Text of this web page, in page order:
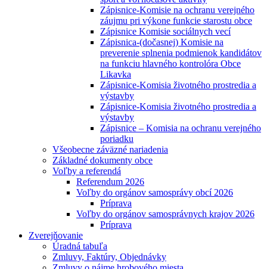
Zápisnice-Komisie na ochranu verejného
záujmu pri výkone funkcie starostu obce
Zápisnice Komisie sociálnych vecí
Zápisnica-(dočasnej) Komisie na
preverenie splnenia podmienok kandidátov
na funkciu hlavného kontrolóra Obce
Likavka
Zápisnice-Komisia životného prostredia a
výstavby
Zápisnice-Komisia životného prostredia a
výstavby
Zápisnice – Komisia na ochranu verejného
poriadku
Všeobecne záväzné nariadenia
Základné dokumenty obce
Voľby a referendá
Referendum 2026
Voľby do orgánov samosprávy obcí 2026
Príprava
Voľby do orgánov samosprávnych krajov 2026
Príprava
Zverejňovanie
Úradná tabuľa
Zmluvy, Faktúry, Objednávky